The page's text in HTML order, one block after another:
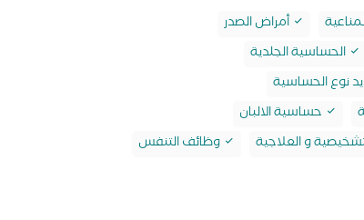
أمراض الصدر
الحساسية الجلدية
نوع الحساسية
حساسية الالبان
و العلاجية
وظائف التنفس